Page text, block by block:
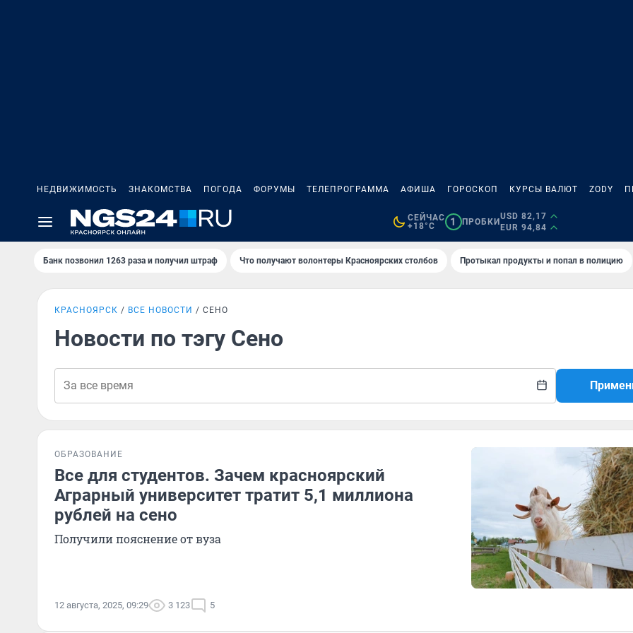
НЕДВИЖИМОСТЬ ЗНАКОМСТВА ПОГОДА ФОРУМЫ ТЕЛЕПРОГРАММА АФИША ГОРОСКОП КУРСЫ ВАЛЮТ ZODY
СЕЙЧАС
+18°C
1 ПРОБКИ
USD 82,17
EUR 94,84
Банк позвонил 1263 раза и получил штраф Что получают волонтеры Красноярских столбов Протыкал продукты и попал в полицию
КРАСНОЯРСК ВСЕ НОВОСТИ СЕНО
Новости по тэгу Сено
ОБРАЗОВАНИЕ
Все для студентов. Зачем красноярский
Аграрный университет тратит 5,1 миллиона
рублей на сено
Получили пояснение от вуза
12 августа, 2025, 09:29 3 123 5